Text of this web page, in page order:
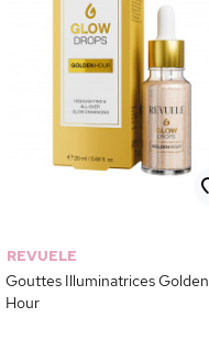
REVUELE
Gouttes Illuminatrices Golden
Hour